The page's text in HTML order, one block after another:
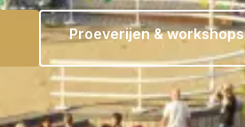
Proeverijen & workshops